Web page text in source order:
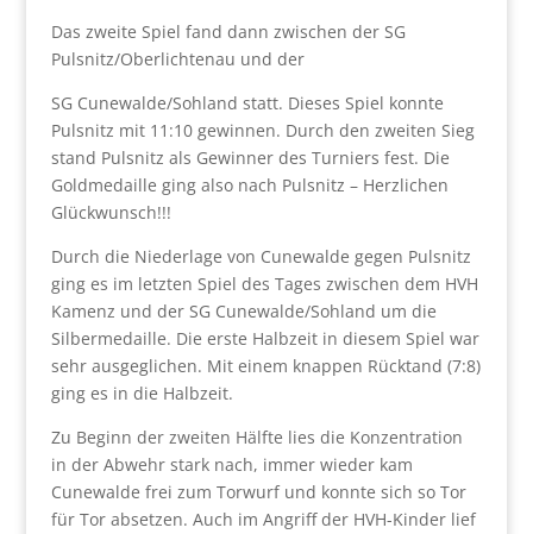
Das zweite Spiel fand dann zwischen der SG
Pulsnitz/Oberlichtenau und der
SG Cunewalde/Sohland statt. Dieses Spiel konnte
Pulsnitz mit 11:10 gewinnen. Durch den zweiten Sieg
stand Pulsnitz als Gewinner des Turniers fest. Die
Goldmedaille ging also nach Pulsnitz – Herzlichen
Glückwunsch!!!
Durch die Niederlage von Cunewalde gegen Pulsnitz
ging es im letzten Spiel des Tages zwischen dem HVH
Kamenz und der SG Cunewalde/Sohland um die
Silbermedaille. Die erste Halbzeit in diesem Spiel war
sehr ausgeglichen. Mit einem knappen Rücktand (7:8)
ging es in die Halbzeit.
Zu Beginn der zweiten Hälfte lies die Konzentration
in der Abwehr stark nach, immer wieder kam
Cunewalde frei zum Torwurf und konnte sich so Tor
für Tor absetzen. Auch im Angriff der HVH-Kinder lief